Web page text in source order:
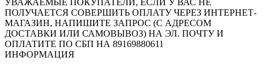
ПОЛУЧАЕТСЯ СОВЕРШИТЬ ОПЛАТУ ЧЕРЕЗ ИНТЕРНЕТ-
МАГАЗИН, НАПИШИТЕ ЗАПРОС (С АДРЕСОМ
ДОСТАВКИ ИЛИ САМОВЫВОЗ) НА ЭЛ. ПОЧТУ И
ОПЛАТИТЕ ПО СБП НА 89169880611
ИНФОРМАЦИЯ